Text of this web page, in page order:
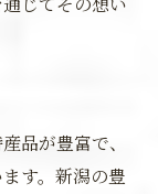
品が豊富で、
す。新潟の豊